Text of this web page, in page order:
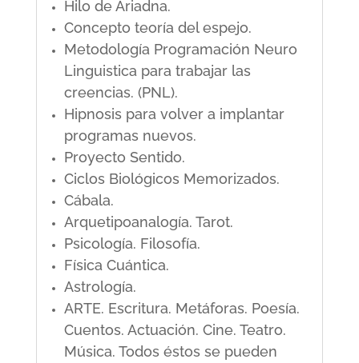
Hilo de Ariadna.
Concepto teoría del espejo.
Metodología Programación Neuro
Linguistica para trabajar las
creencias. (PNL).
Hipnosis para volver a implantar
programas nuevos.
Proyecto Sentido.
Ciclos Biológicos Memorizados.
Cábala.
Arquetipoanalogía. Tarot.
Psicología. Filosofía.
Física Cuántica.
Astrología.
ARTE. Escritura. Metáforas. Poesía.
Cuentos. Actuación. Cine. Teatro.
Música. Todos éstos se pueden